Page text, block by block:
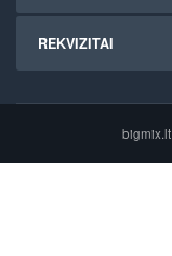
REKVIZITAI